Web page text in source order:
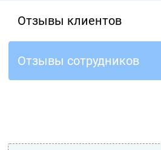
Отзывы клиентов
Отзывы сотрудников